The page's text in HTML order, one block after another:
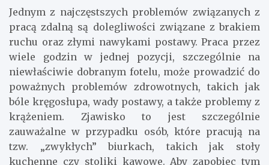
Jednym z najczęstszych problemów związanych z
pracą zdalną są dolegliwości związane z brakiem
ruchu oraz złymi nawykami postawy. Praca przez
wiele godzin w jednej pozycji, szczególnie na
niewłaściwie dobranym fotelu, może prowadzić do
poważnych problemów zdrowotnych, takich jak
bóle kręgosłupa, wady postawy, a także problemy z
krążeniem. Zjawisko to jest szczególnie
zauważalne w przypadku osób, które pracują na
tzw. „zwykłych” biurkach, takich jak stoły
kuchenne czy stoliki kawowe. Aby zapobiec tym